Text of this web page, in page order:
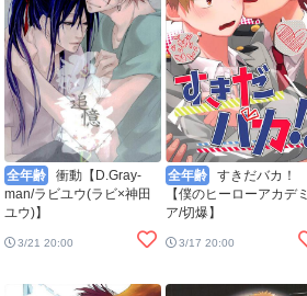
全年齢
man/ラビユウ(ラビ×神田
ユウ)】
3/21 20:00
全年齢
【僕のヒーローアカデミ
ア/切爆】
3/17 20:00